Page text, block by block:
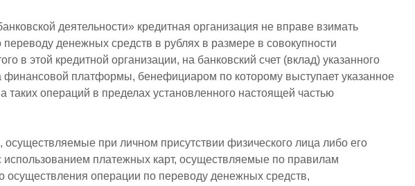
деятельности» кредитная организация не вправе взимать
денежных средств в рублях в размере в совокупности
в этой кредитной организации, на банковский счет (вклад) указанного
финансовой платформы, бенефициаром по которому выступает указанное
таких операций в пределах установленного настоящей частью
при личном присутствии физического лица либо его
платежных карт, осуществляемые по правилам
осуществления операции по переводу денежных средств,